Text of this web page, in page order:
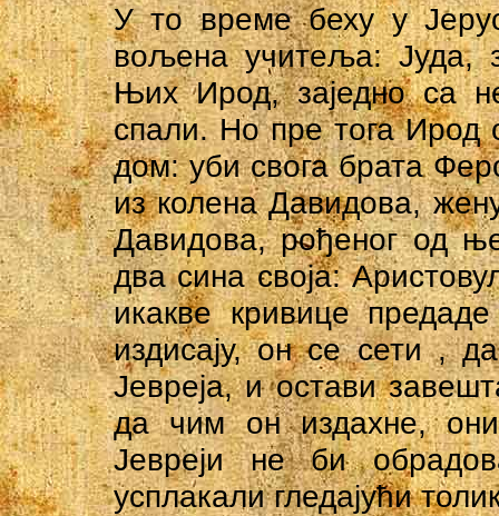
У то време беху у
вољена учитеља: Јуда,
Њих Ирод, заједно са
спали. Но пре тога Ирод
дом: уби свога брата
из колена Давидова,
Давидова, рођеног од
два сина своја:
икакве кривице
издисају, он се сети ,
Јевреја, и остави
да чим он издахне,
Јевреји не би
усплакали гледајући